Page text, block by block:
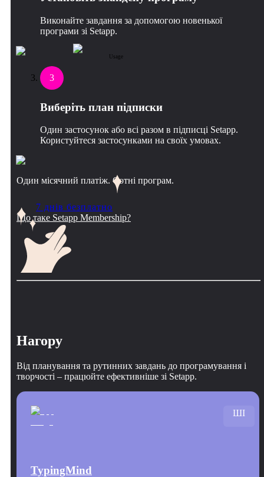
Виконайте завдання за допомогою новенької
програми зі Setapp.
Usage
3
Виберіть план підписки
Один застосунок або всі разом в підписці Setapp.
Користуйтеся застосунками на своїх умовах.
Один місячний платіж. Сотні програм.
7 днів безплатно
Що таке Setapp Membership?
Нагору
Від планування та рутинних завдань до програмування і
творчості – працюйте ефективніше зі Setapp.
TypingMind
ШІ